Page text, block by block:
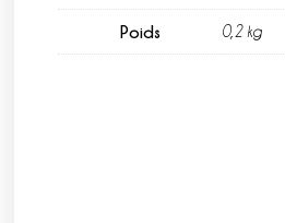
Poids 0,2 kg